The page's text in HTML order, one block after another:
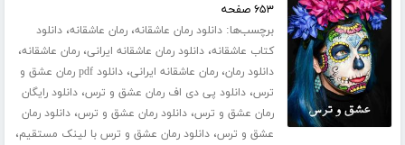
۶۵۳ صفحه
برچسب‌ها:دانلود رمان عاشقانه،رمان عاشقانه،دانلود
کتاب عاشقانه،دانلود رمان عاشقانه ایرانی،رمان عاشقانه،
دانلود رمان،رمان عاشقانه ایرانی،
دانلود pdf رمان عشق و
ترس،دانلود پی دی اف رمان عشق و ترس،دانلود رایگان
رمان عشق و ترس،دانلود رمان عشق و ترس،دانلود رمان
عشق و ترس،دانلود رمان عشق و ترس با لینک مستقیم،